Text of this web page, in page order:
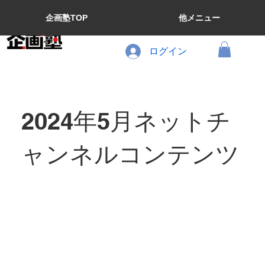
企画塾TOP 他メニュー
ログイン
2024年5月ネットチ
ャンネルコンテンツ